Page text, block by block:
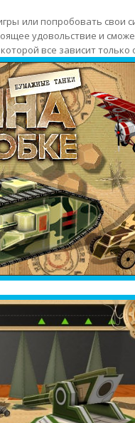
или попробовать свои
удовольствие и
все зависит только